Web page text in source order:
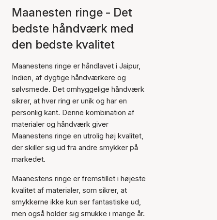
Maanesten ringe - Det
bedste håndværk med
den bedste kvalitet
Maanestens ringe er håndlavet i Jaipur,
Indien, af dygtige håndværkere og
sølvsmede. Det omhyggelige håndværk
sikrer, at hver ring er unik og har en
personlig kant. Denne kombination af
materialer og håndværk giver
Maanestens ringe en utrolig høj kvalitet,
der skiller sig ud fra andre smykker på
markedet.
Maanestens ringe er fremstillet i højeste
kvalitet af materialer, som sikrer, at
smykkerne ikke kun ser fantastiske ud,
men også holder sig smukke i mange år.